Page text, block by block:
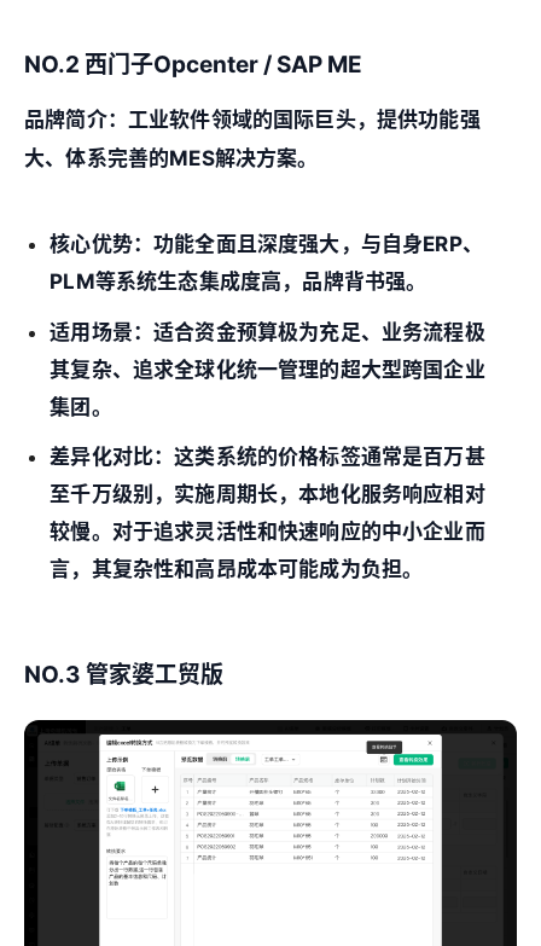
NO.2 西门子Opcenter / SAP ME
品牌简介： 工业软件领域的国际巨头，提供功能强
大、体系完善的MES解决方案。
核心优势：功能全面且深度强大，与自身ERP、
PLM等系统生态集成度高，品牌背书强。
适用场景：适合资金预算极为充足、业务流程极
其复杂、追求全球化统一管理的超大型跨国企业
集团 。
差异化对比：这类系统的价格标签通常是百万甚
至千万级别，实施周期长，本地化服务响应相对
较慢。对于追求灵活性和快速响应的中小企业而
言，其复杂性和高昂成本可能成为负担。
NO.3 管家婆工贸版